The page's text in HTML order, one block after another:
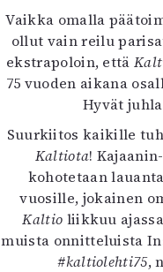
Vaikka omalla
ollut vain reilu
ekstrapoloin, että
75 vuoden aikana
Hyvät
Suurkiitos kaikille
Kaltiota!
kohotetaan
vuosille, jokainen
Kaltio liikkuu
muista onnitteluista
#kaltiolehti75,